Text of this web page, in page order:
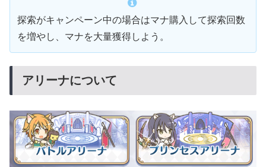
探索がキャンペーン中の場合はマナ購入して探索回数
を増やし、マナを大量獲得しよう。
アリーナについて